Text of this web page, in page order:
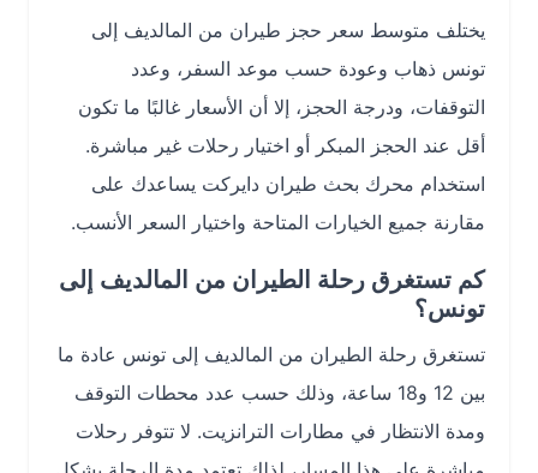
يختلف متوسط سعر حجز طيران من المالديف إلى
تونس ذهاب وعودة حسب موعد السفر، وعدد
التوقفات، ودرجة الحجز، إلا أن الأسعار غالبًا ما تكون
أقل عند الحجز المبكر أو اختيار رحلات غير مباشرة.
استخدام محرك بحث طيران دايركت يساعدك على
مقارنة جميع الخيارات المتاحة واختيار السعر الأنسب.
كم تستغرق رحلة الطيران من المالديف إلى
تونس؟
تستغرق رحلة الطيران من المالديف إلى تونس عادة ما
بين 12 و18 ساعة، وذلك حسب عدد محطات التوقف
ومدة الانتظار في مطارات الترانزيت. لا تتوفر رحلات